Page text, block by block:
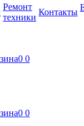
Ремонт
техники
Контакты
0 0
0 0